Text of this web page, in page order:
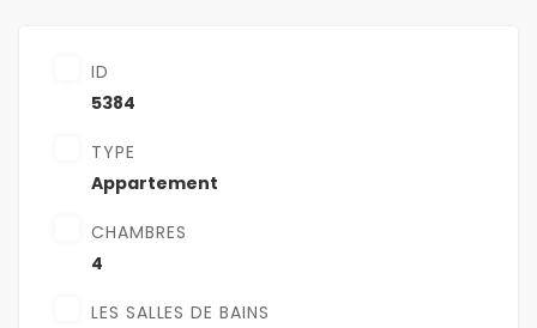
ID
5384
TYPE
Appartement
CHAMBRES
4
LES SALLES DE BAINS